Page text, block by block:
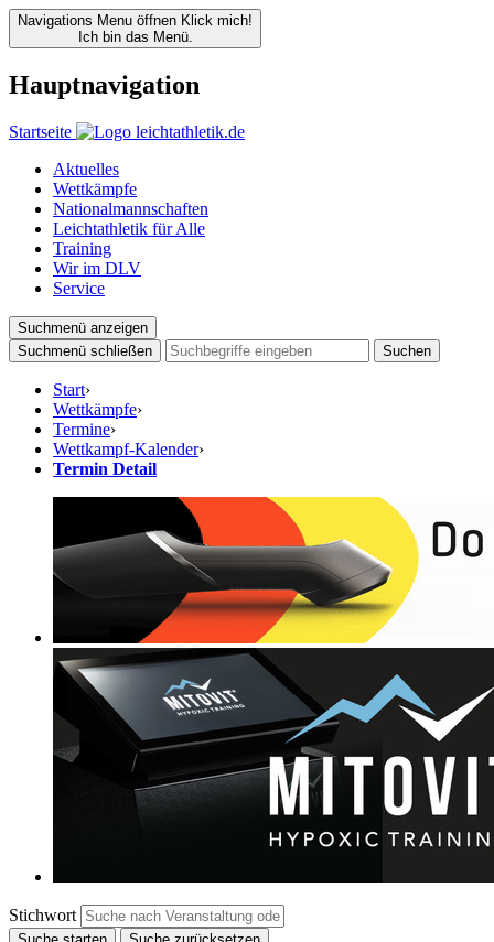
Navigations Menu öffnen Klick mich!
Ich bin das Menü.
Hauptnavigation
Startseite
Aktuelles
Wettkämpfe
Nationalmannschaften
Leichtathletik für Alle
Training
Wir im DLV
Service
Suchmenü anzeigen
Suchmenü schließen
Suchen
Start›
Wettkämpfe›
Termine›
Wettkampf-Kalender›
Termin Detail
Stichwort